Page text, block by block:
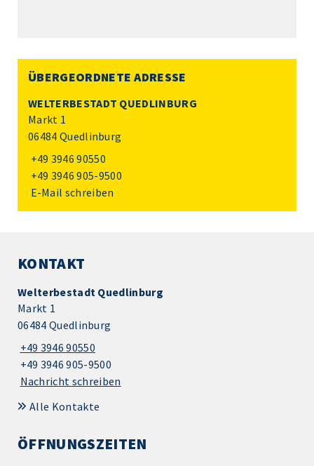
ÜBERGEORDNETE ADRESSE
WELTERBESTADT QUEDLINBURG
Markt 1
06484 Quedlinburg
+49 3946 90550
+49 3946 905-9500
E-Mail schreiben
KONTAKT
Welterbestadt Quedlinburg
Markt 1
06484 Quedlinburg
+49 3946 90550
+49 3946 905-9500
Nachricht schreiben
Alle Kontakte
ÖFFNUNGSZEITEN